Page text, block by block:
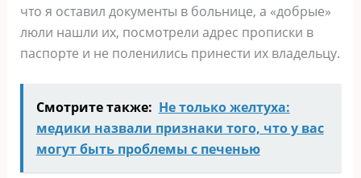
что я оставил документы в больнице, а «добрые»
люли нашли их, посмотрели адрес прописки в
паспорте и не поленились принести их владельцу.
Смотрите также: Не только желтуха:
медики назвали признаки того, что у вас
могут быть проблемы с печенью